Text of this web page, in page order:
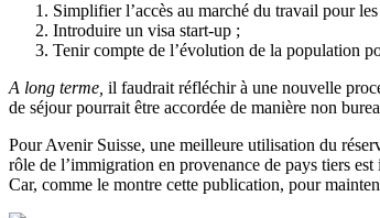
Simplifier l’accès au marché du travail pour
Introduire un visa start-up ;
Tenir compte de l’évolution de la population
A long terme, il faudrait réfléchir à une nouvelle
de séjour pourrait être accordée de manière non
Pour Avenir Suisse, une meilleure utilisation du
rôle de l’immigration en provenance de pays tiers
Car, comme le montre cette publication, pour